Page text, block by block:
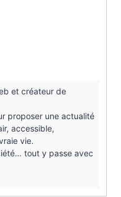
et créateur de
proposer une actualité
accessible,
vie.
tout y passe avec